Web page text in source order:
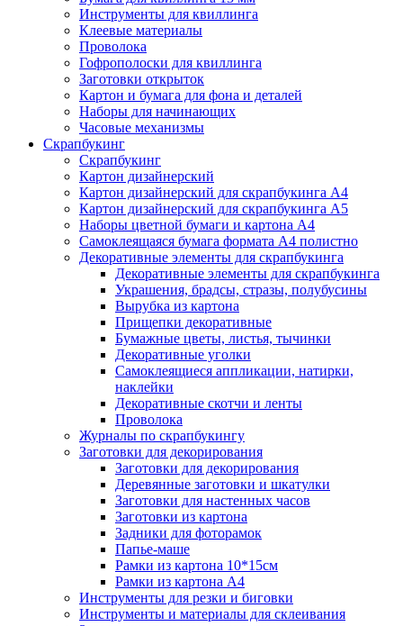
Инструменты для квиллинга
Клеевые материалы
Проволока
Гофрополоски для квиллинга
Заготовки открыток
Картон и бумага для фона и деталей
Наборы для начинающих
Часовые механизмы
Скрапбукинг
Скрапбукинг
Картон дизайнерский
Картон дизайнерский для скрапбукинга А4
Картон дизайнерский для скрапбукинга А5
Наборы цветной бумаги и картона А4
Самоклеящаяся бумага формата А4 полистно
Декоративные элементы для скрапбукинга
Декоративные элементы для скрапбукинга
Украшения, брадсы, стразы, полубусины
Вырубка из картона
Прищепки декоративные
Бумажные цветы, листья, тычинки
Декоративные уголки
Самоклеящиеся аппликации, натирки,
наклейки
Декоративные скотчи и ленты
Проволока
Журналы по скрапбукингу
Заготовки для декорирования
Заготовки для декорирования
Деревянные заготовки и шкатулки
Заготовки для настенных часов
Заготовки из картона
Задники для фоторамок
Папье-маше
Рамки из картона 10*15см
Рамки из картона А4
Инструменты для резки и биговки
Инструменты и материалы для склеивания